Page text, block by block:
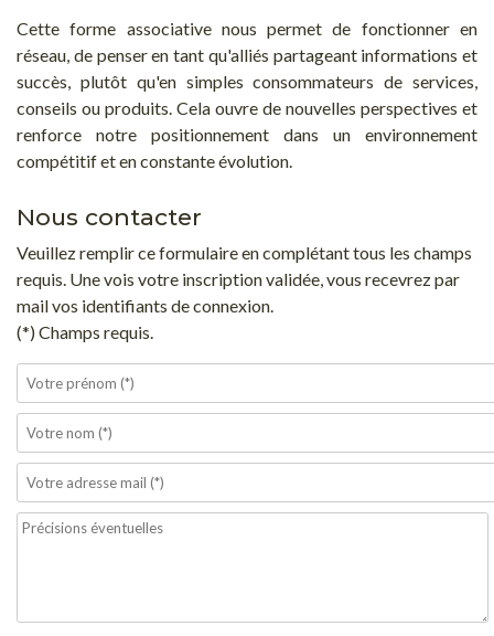
Cette forme associative nous permet de fonctionner en
réseau, de penser en tant qu'alliés partageant informations et
succès, plutôt qu'en simples consommateurs de services,
conseils ou produits. Cela ouvre de nouvelles perspectives et
renforce notre positionnement dans un environnement
compétitif et en constante évolution.
Nous contacter
Veuillez remplir ce formulaire en complétant tous les champs
requis. Une vois votre inscription validée, vous recevrez par
mail vos identifiants de connexion.
(*) Champs requis.